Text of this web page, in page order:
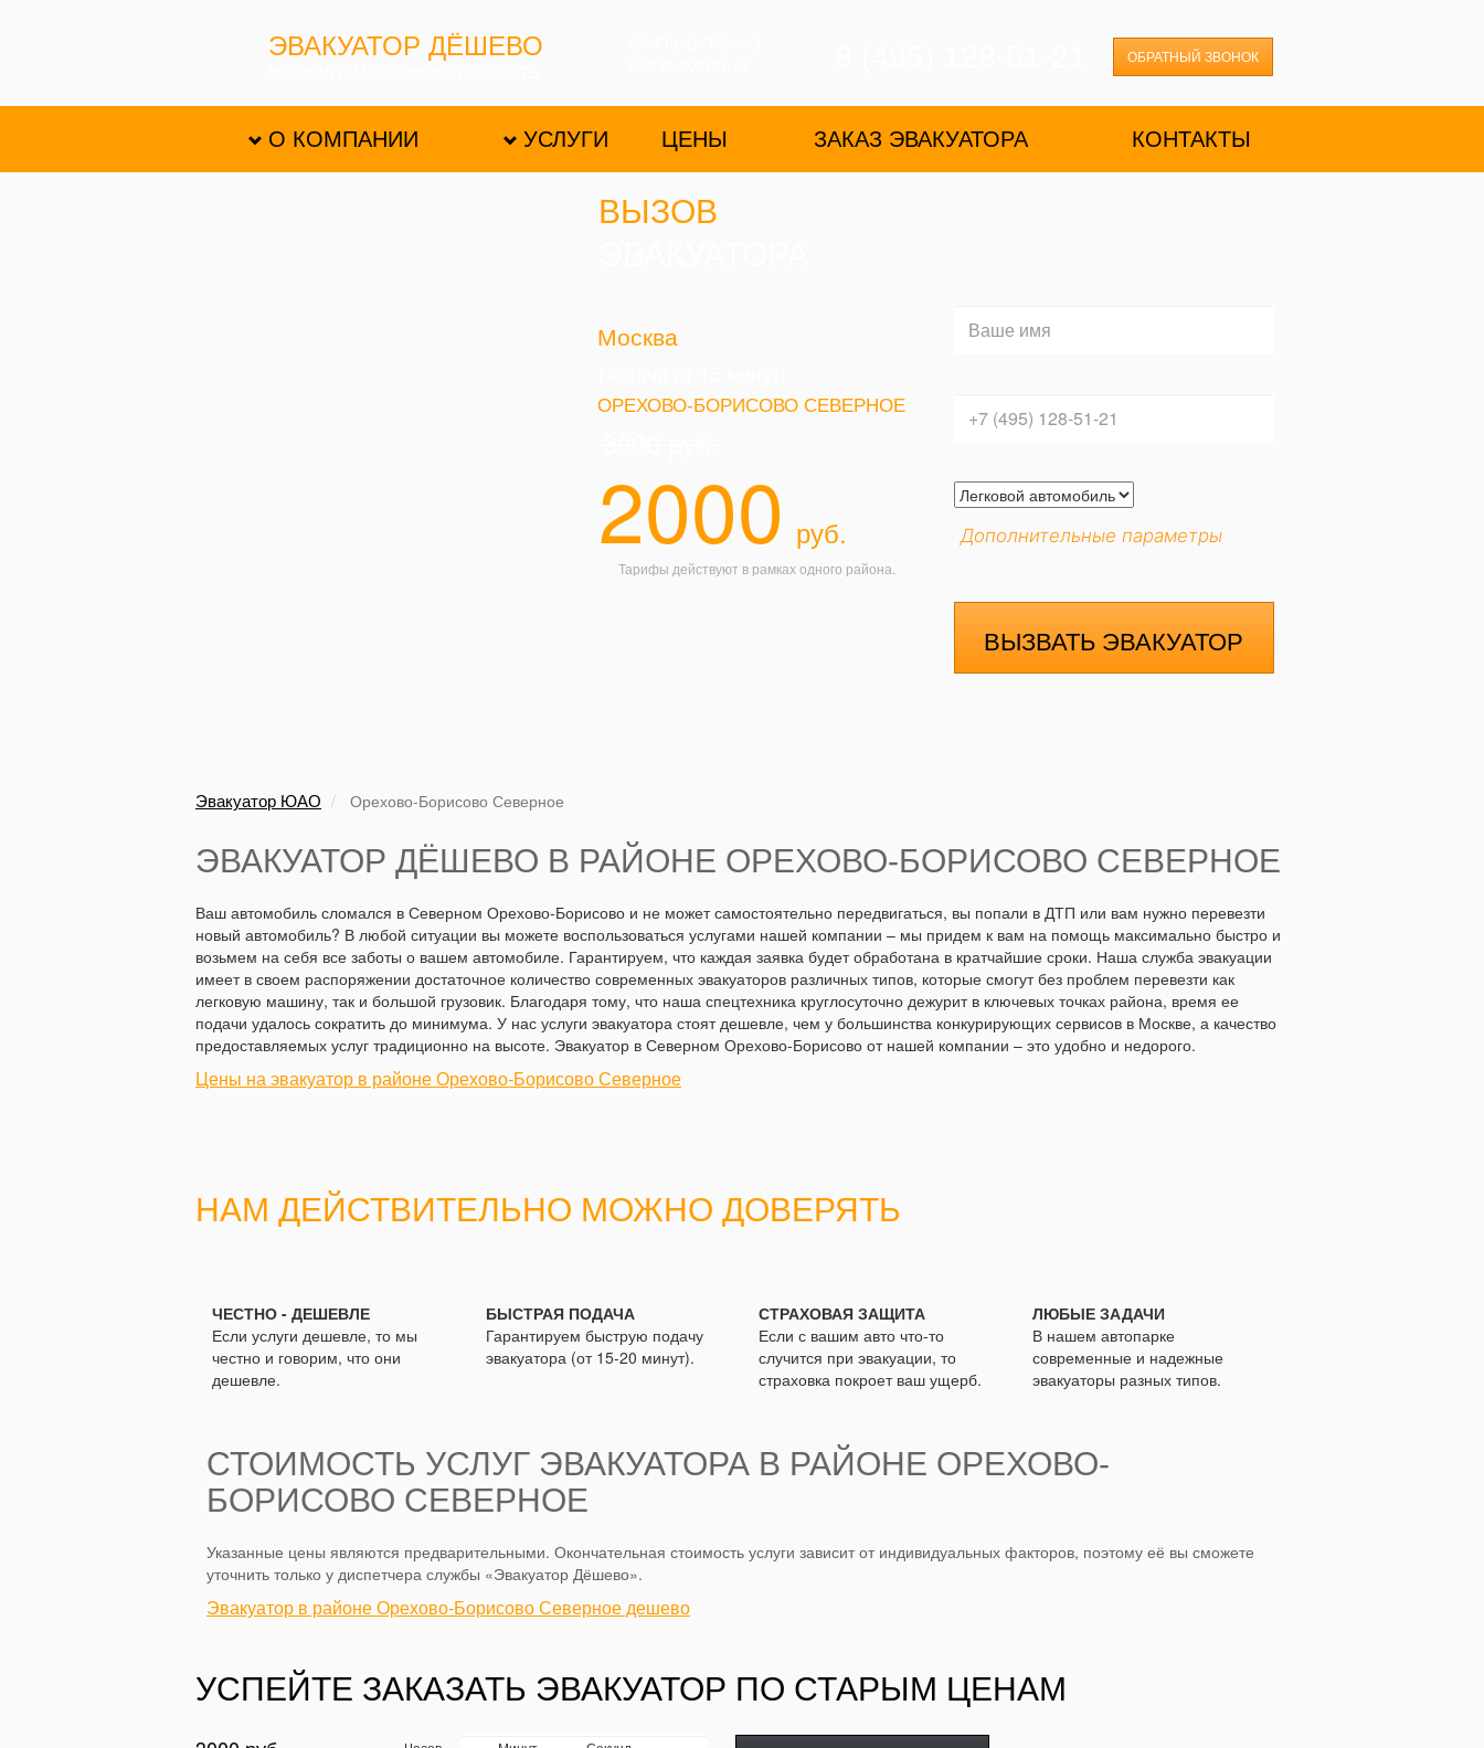
ЭВАКУАТОР ДЁШЕВО ОБРАТНЫЙ ЗВОНОК
О КОМПАНИИ УСЛУГИ ЦЕНЫ ЗАКАЗ ЭВАКУАТОРА КОНТАКТЫ
ВЫЗОВ
Москва
ОРЕХОВО-БОРИСОВО СЕВЕРНОЕ
2000 руб.
Тарифы действуют в рамках одного района.
Дополнительные параметры
ВЫЗВАТЬ ЭВАКУАТОР
Эвакуатор ЮАО Орехово-Борисово Северное
ЭВАКУАТОР ДЁШЕВО В РАЙОНЕ ОРЕХОВО-БОРИСОВО СЕВЕРНОЕ
Ваш автомобиль сломался в Северном Орехово-Борисово и не может самостоятельно передвигаться, вы попали в ДТП или вам нужно перевезти
новый автомобиль? В любой ситуации вы можете воспользоваться услугами нашей компании – мы придем к вам на помощь максимально быстро и
возьмем на себя все заботы о вашем автомобиле. Гарантируем, что каждая заявка будет обработана в кратчайшие сроки. Наша служба эвакуации
имеет в своем распоряжении достаточное количество современных эвакуаторов различных типов, которые смогут без проблем перевезти как
легковую машину, так и большой грузовик. Благодаря тому, что наша спецтехника круглосуточно дежурит в ключевых точках района, время ее
подачи удалось сократить до минимума. У нас услуги эвакуатора стоят дешевле, чем у большинства конкурирующих сервисов в Москве, а качество
предоставляемых услуг традиционно на высоте. Эвакуатор в Северном Орехово-Борисово от нашей компании – это удобно и недорого.
Цены на эвакуатор в районе Орехово-Борисово Северное
НАМ ДЕЙСТВИТЕЛЬНО МОЖНО ДОВЕРЯТЬ
ЧЕСТНО - ДЕШЕВЛЕ
Если услуги дешевле, то мы
честно и говорим, что они
дешевле.
БЫСТРАЯ ПОДАЧА
Гарантируем быструю подачу
эвакуатора (от 15-20 минут).
СТРАХОВАЯ ЗАЩИТА
Если с вашим авто что-то
случится при эвакуации, то
страховка покроет ваш ущерб.
ЛЮБЫЕ ЗАДАЧИ
В нашем автопарке
современные и надежные
эвакуаторы разных типов.
СТОИМОСТЬ УСЛУГ ЭВАКУАТОРА В РАЙОНЕ ОРЕХОВО-
БОРИСОВО СЕВЕРНОЕ
Указанные цены являются предварительными. Окончательная стоимость услуги зависит от индивидуальных факторов, поэтому её вы сможете
уточнить только у диспетчера службы «Эвакуатор Дёшево».
Эвакуатор в районе Орехово-Борисово Северное дешево
УСПЕЙТЕ ЗАКАЗАТЬ ЭВАКУАТОР ПО СТАРЫМ ЦЕНАМ